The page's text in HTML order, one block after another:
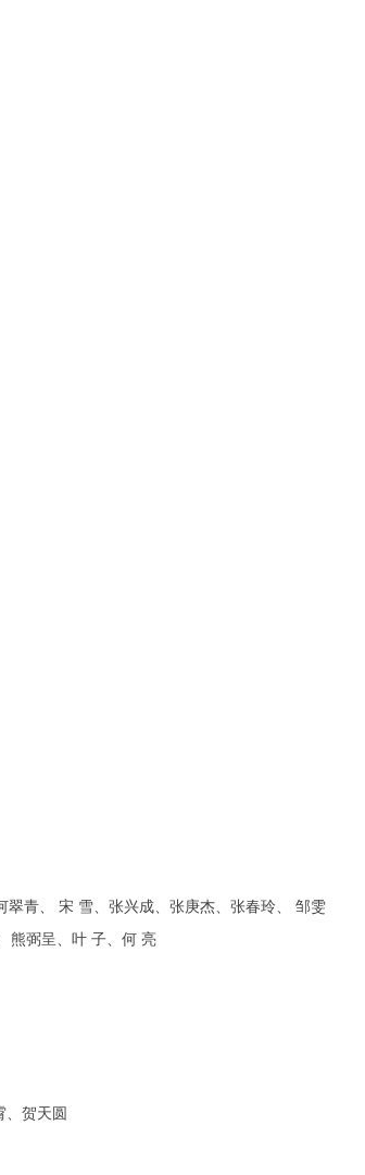
青、 宋 雪、张兴成、张庚杰、张春玲、 邹雯
熊弼呈、叶 子、何 亮
贺天圆